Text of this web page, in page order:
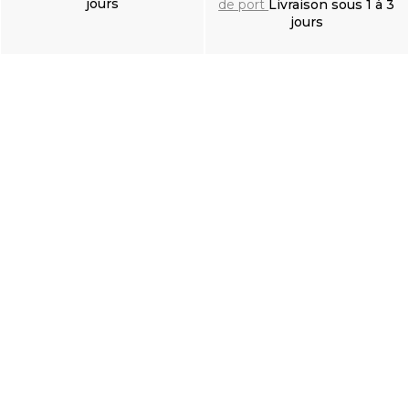
jours
de port Livraison sous 1 à 3
jours